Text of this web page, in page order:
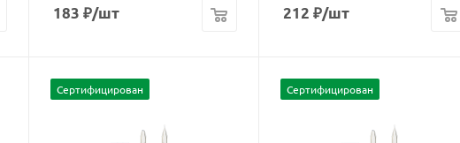
183 ₽/шт 212 ₽/шт
Сертифицирован Сертифицирован